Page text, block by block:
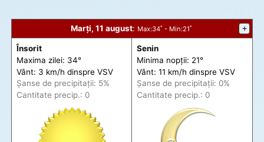
Marți, 11 august: Max:34˚ - Min:21˚ +
Însorit
Maxima zilei: 34°
Vânt: 3 km/h dinspre VSV
Șanse de precipitații: 5%
Cantitate precip.: 0
Senin
Minima nopții: 21°
Vânt: 11 km/h dinspre VSV
Șanse de precipitații: 0%
Cantitate precip.: 0